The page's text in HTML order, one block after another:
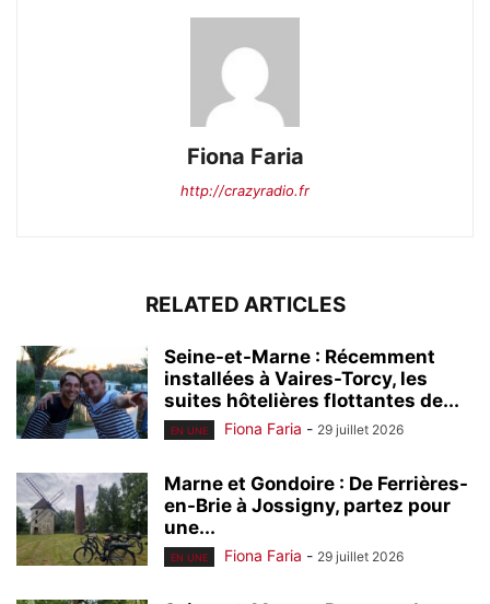
Fiona Faria
http://crazyradio.fr
RELATED ARTICLES
Seine-et-Marne : Récemment
installées à Vaires-Torcy, les
suites hôtelières flottantes de...
EN UNE Fiona Faria - 29 juillet 2026
Marne et Gondoire : De Ferrières-
en-Brie à Jossigny, partez pour
une...
EN UNE Fiona Faria - 29 juillet 2026